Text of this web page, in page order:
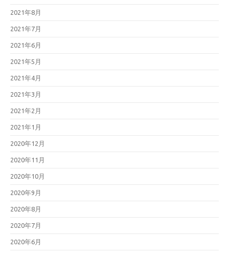
2021年8月
2021年7月
2021年6月
2021年5月
2021年4月
2021年3月
2021年2月
2021年1月
2020年12月
2020年11月
2020年10月
2020年9月
2020年8月
2020年7月
2020年6月